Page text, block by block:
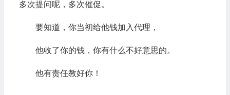
多次提问呢，多次催促。
要知道，你当初给他钱加入代理，
他收了你的钱，你有什么不好意思的。
他有责任教好你！